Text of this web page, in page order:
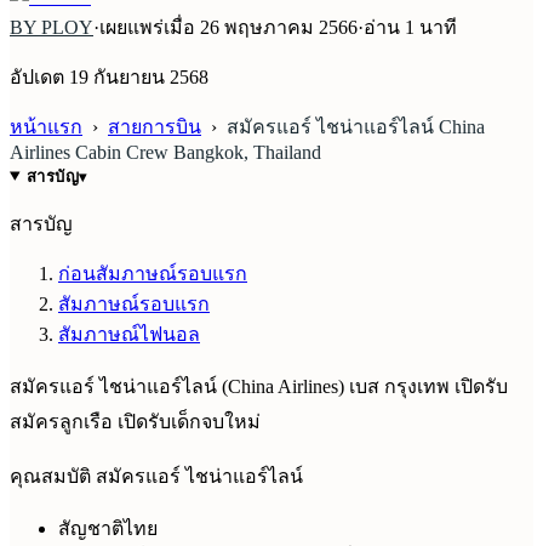
BY PLOY·เผยแพร่เมื่อ 26 พฤษภาคม 2566·อ่าน 1 นาที
อัปเดต 19 กันยายน 2568
หน้าแรก › สายการบิน › สมัครแอร์ ไชน่าแอร์ไลน์ China
Airlines Cabin Crew Bangkok, Thailand
สารบัญ▾
สารบัญ
ก่อนสัมภาษณ์รอบแรก
สัมภาษณ์รอบแรก
สัมภาษณ์ไฟนอล
สมัครแอร์ ไชน่าแอร์ไลน์ (China Airlines) เบส กรุงเทพ เปิดรับ
สมัครลูกเรือ เปิดรับเด็กจบใหม่
คุณสมบัติ สมัครแอร์ ไชน่าแอร์ไลน์
สัญชาติไทย